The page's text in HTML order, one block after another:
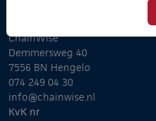
ChainWise
Demmersweg 40
7556 BN Hengelo
074 249 04 30
info@chainwise.nl
KvK nr